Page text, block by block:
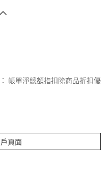
帳單淨總額指扣除商品折扣優
頁面